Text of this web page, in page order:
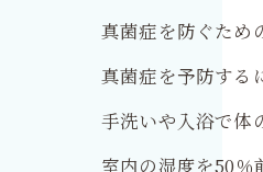
真菌症を防ぐため
真菌症を予防する
手洗いや入浴で体
室内の湿度を50％